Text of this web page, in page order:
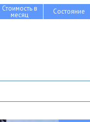
Стоимость в
месяц Состояние